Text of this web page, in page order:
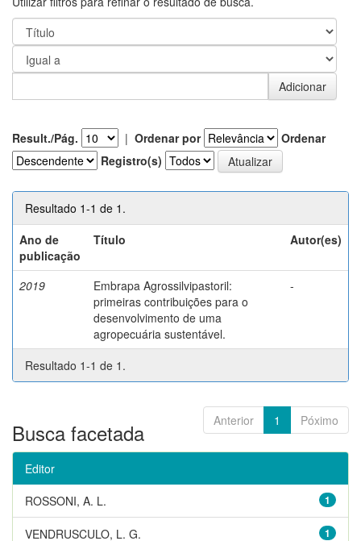
Result./Pág. | Ordenar por
Ordenar
Registro(s)
Resultado 1-1 de 1.
Ano de
publicação
Título Autor(es)
2019
Embrapa Agrossilvipastoril:
primeiras contribuições para o
desenvolvimento de uma
agropecuária sustentável.
-
Resultado 1-1 de 1.
Anterior 1 Póximo
Busca facetada
Editor
1
ROSSONI, A. L.
1
VENDRUSCULO, L. G.